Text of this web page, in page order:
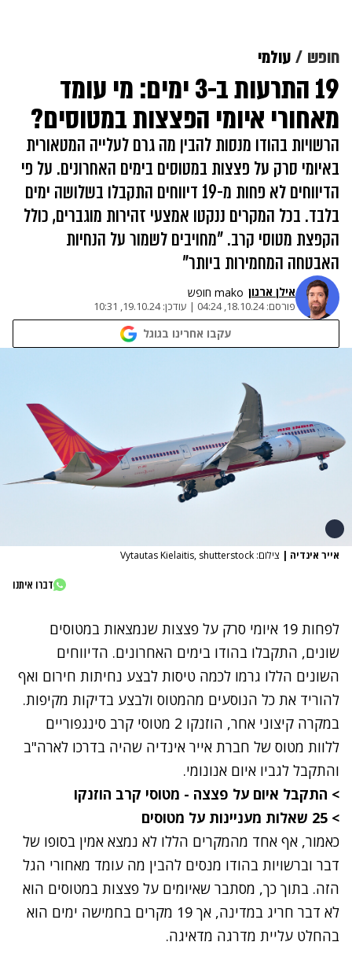
חופש עולמי
19 התרעות ב-3 ימים: מי עומד
מאחורי איומי הפצצות במטוסים?
הרשויות בהודו מנסות להבין מה גרם לעלייה המטאורית
באיומי סרק על פצצות במטוסים בימים האחרונים. על פי
הדיווחים לא פחות מ-19 דיווחים התקבלו בשלושה ימים
בלבד. בכל המקרים ננקטו אמצעי זהירות מוגברים, כולל
הקפצת מטוסי קרב. "מחויבים לשמור על הנחיות
האבטחה המחמירות ביותר"
אילן ארנון mako חופש
פורסם:18.10.24, 04:24
| עודכן:19.10.24, 10:31
עקבו אחרינו בגוגל
אייר אינדיה | צילום: Vytautas Kielaitis, shutterstock
דברו איתנו
לפחות 19 איומי סרק על פצצות שנמצאות במטוסים
שונים, התקבלו בהודו בימים האחרונים. הדיווחים
השונים הללו גרמו לכמה טיסות לבצע נחיתות חירום ואף
להוריד את כל הנוסעים מהמטוס ולבצע בדיקות מקיפות.
במקרה קיצוני אחר, הוזנקו 2 מטוסי קרב סינגפוריים
ללוות מטוס של חברת אייר אינדיה שהיה בדרכו לארה"ב
והתקבל לגביו איום אנונומי.
> התקבל איום על פצצה - מטוסי קרב הוזנקו
> 25 שאלות מעניינות על מטוסים
כאמור, אף אחד מהמקרים הללו לא נמצא אמין בסופו של
דבר וברשויות בהודו מנסים להבין מה עומד מאחורי הגל
הזה. בתוך כך, מסתבר שאיומים על פצצות במטוסים הוא
לא דבר חריג במדינה, אך 19 מקרים בחמישה ימים הוא
בהחלט עליית מדרגה מדאיגה.